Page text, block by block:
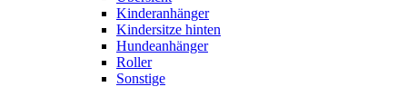
Kinderanhänger
Kindersitze hinten
Hundeanhänger
Roller
Sonstige